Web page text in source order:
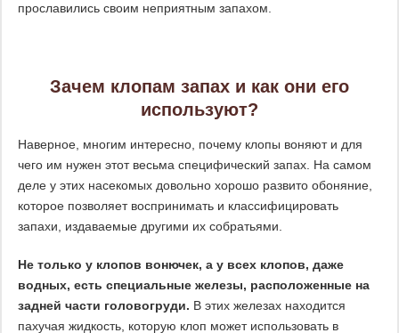
прославились своим неприятным запахом.
Зачем клопам запах и как они его
используют?
Наверное, многим интересно, почему клопы воняют и для
чего им нужен этот весьма специфический запах. На самом
деле у этих насекомых довольно хорошо развито обоняние,
которое позволяет воспринимать и классифицировать
запахи, издаваемые другими их собратьями.
Не только у клопов вонючек, а у всех клопов, даже
водных, есть специальные железы, расположенные на
задней части головогруди. В этих железах находится
пахучая жидкость, которую клоп может использовать в